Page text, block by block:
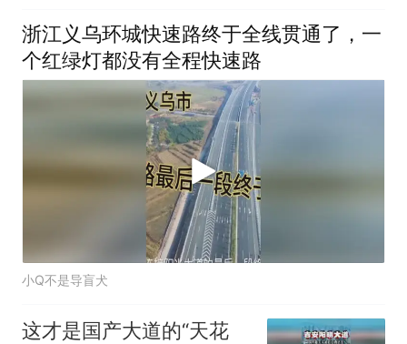
浙江义乌环城快速路终于全线贯通了，一
个红绿灯都没有全程快速路
小Q不是导盲犬
这才是国产大道的“天花